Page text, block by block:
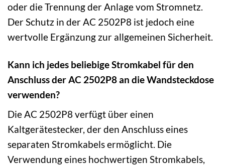
oder die Trennung der Anlage vom Stromnetz.
Der Schutz in der AC 2502P8 ist jedoch eine
wertvolle Ergänzung zur allgemeinen Sicherheit.
Kann ich jedes beliebige Stromkabel für den
Anschluss der AC 2502P8 an die Wandsteckdose
verwenden?
Die AC 2502P8 verfügt über einen
Kaltgerätestecker, der den Anschluss eines
separaten Stromkabels ermöglicht. Die
Verwendung eines hochwertigen Stromkabels,